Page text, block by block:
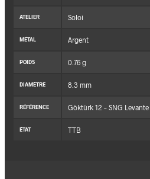
ATELIER Soloi
MÉTAL Argent
POIDS 0.76 g
DIAMÈTRE 8.3 mm
RÉFÉRENCE Göktürk 12 – SNG Levante
ÉTAT TTB